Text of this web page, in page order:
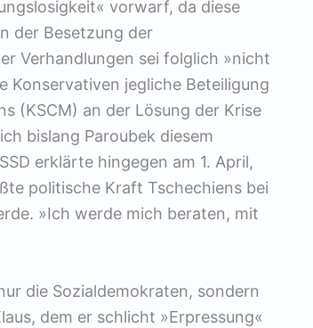
vorwarf, da diese
der Besetzung der
Verhandlungen sei folglich »nicht
Konservativen jegliche Beteiligung
(KSCM) an der Lösung der Krise
bislang Paroubek diesem
erklärte hingegen am 1. April,
politische Kraft Tschechiens bei
»Ich werde mich beraten, mit
die Sozialdemokraten, sondern
dem er schlicht »Erpressung«